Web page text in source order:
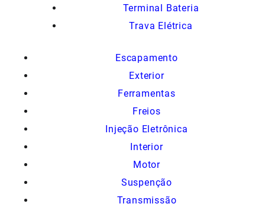
Terminal Bateria
Trava Elétrica
Escapamento
Exterior
Ferramentas
Freios
Injeção Eletrônica
Interior
Motor
Suspenção
Transmissão